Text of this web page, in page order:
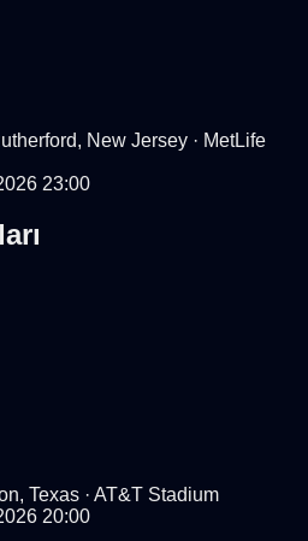
New Jersey · MetLife
23:00
Texas · AT&T Stadium
20:00